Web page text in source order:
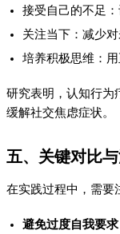
Q1. 改善社恐需要
改善社恐是一个持续
Q2. 如何在大型社
建议提前熟悉环境、